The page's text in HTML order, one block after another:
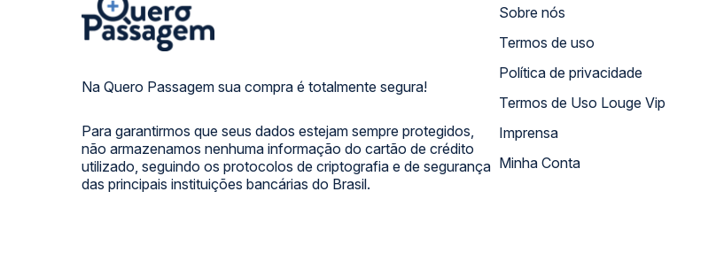
Na Quero Passagem sua compra é totalmente segura!
Para garantirmos que seus dados estejam sempre protegidos,
não armazenamos nenhuma informação do cartão de crédito
utilizado, seguindo os protocolos de criptografia e de segurança
das principais instituições bancárias do Brasil.
Sobre nós
Termos de uso
Política de privacidade
Termos de Uso Louge Vip
Imprensa
Minha Conta